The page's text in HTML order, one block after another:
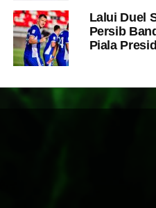
Lalui Duel
Persib
Piala